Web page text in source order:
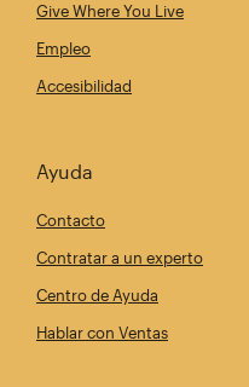
Give Where You Live
Empleo
Accesibilidad
Ayuda
Contacto
Contratar a un experto
Centro de Ayuda
Hablar con Ventas